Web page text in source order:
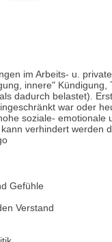
im Arbeits- u.
innere" Kündigung,
dadurch belastet).
war oder
soziale- emotionale
verhindert werden
Gefühle
Verstand